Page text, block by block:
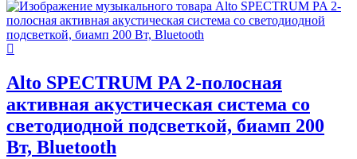
Alto SPECTRUM PA 2-полосная
активная акустическая система со
светодиодной подсветкой, биамп 200
Вт, Bluetooth